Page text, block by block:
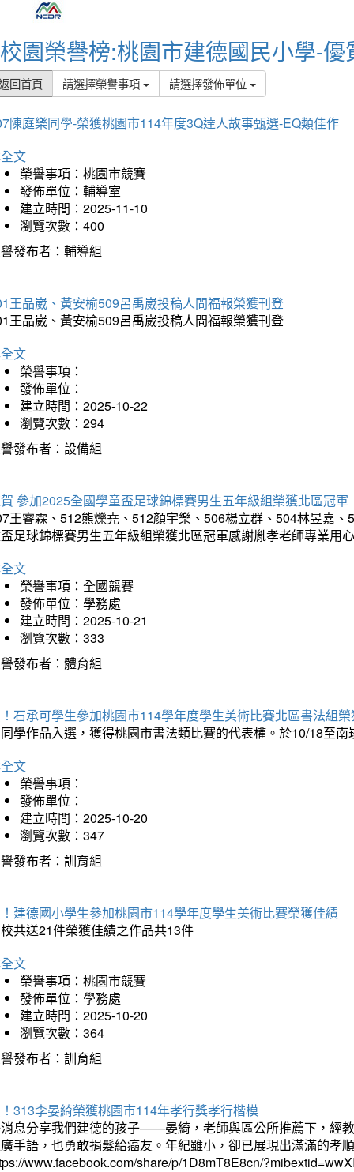
校園榮譽榜:桃園市建德國民小學-優
回首頁 請選擇榮譽事項 請選擇發佈單位
陳庭樂同學-榮獲桃園市114年度3Q達人故事甄選-EQ類佳作
文
榮譽事項：桃園市競賽
發佈單位：輔導室
建立時間：2025-11-10
瀏覽次數：400
發布者：輔導組
王品崴、黃安榆509呂禹崴投稿人間福報榮獲刊登
王品崴、黃安榆509呂禹崴投稿人間福報榮獲刊登
文
榮譽事項：
發佈單位：
建立時間：2025-10-22
瀏覽次數：294
發布者：設備組
參加2025全國學童盃足球錦標賽男生五年級組榮獲北區冠軍
王睿霖、512熊爍堯、512顏宇樂、506楊立群、504林昱嘉
足球錦標賽男生五年級組榮獲北區冠軍感謝胤孝老師專業用
文
榮譽事項：全國競賽
發佈單位：學務處
建立時間：2025-10-21
瀏覽次數：333
發布者：體育組
石承可學生參加桃園市114學年度學生美術比賽北區書法組
學作品入選，獲得桃園市書法類比賽的代表權。於10/18至
文
榮譽事項：
發佈單位：
建立時間：2025-10-20
瀏覽次數：347
發布者：訓育組
建德國小學生參加桃園市114學年度學生美術比賽榮獲佳績
共送21件榮獲佳績之作品共13件
文
榮譽事項：桃園市競賽
發佈單位：學務處
建立時間：2025-10-20
瀏覽次數：364
發布者：訓育組
313李晏綺榮獲桃園市114年孝行獎孝行楷模
息分享我們建德的孩子——晏綺，老師與區公所推薦下，經
手語，也勇敢捐髮給癌友。年紀雖小，卻已展現出滿滿的孝
www.facebook.com/share/p/1D8mT8E8cn/